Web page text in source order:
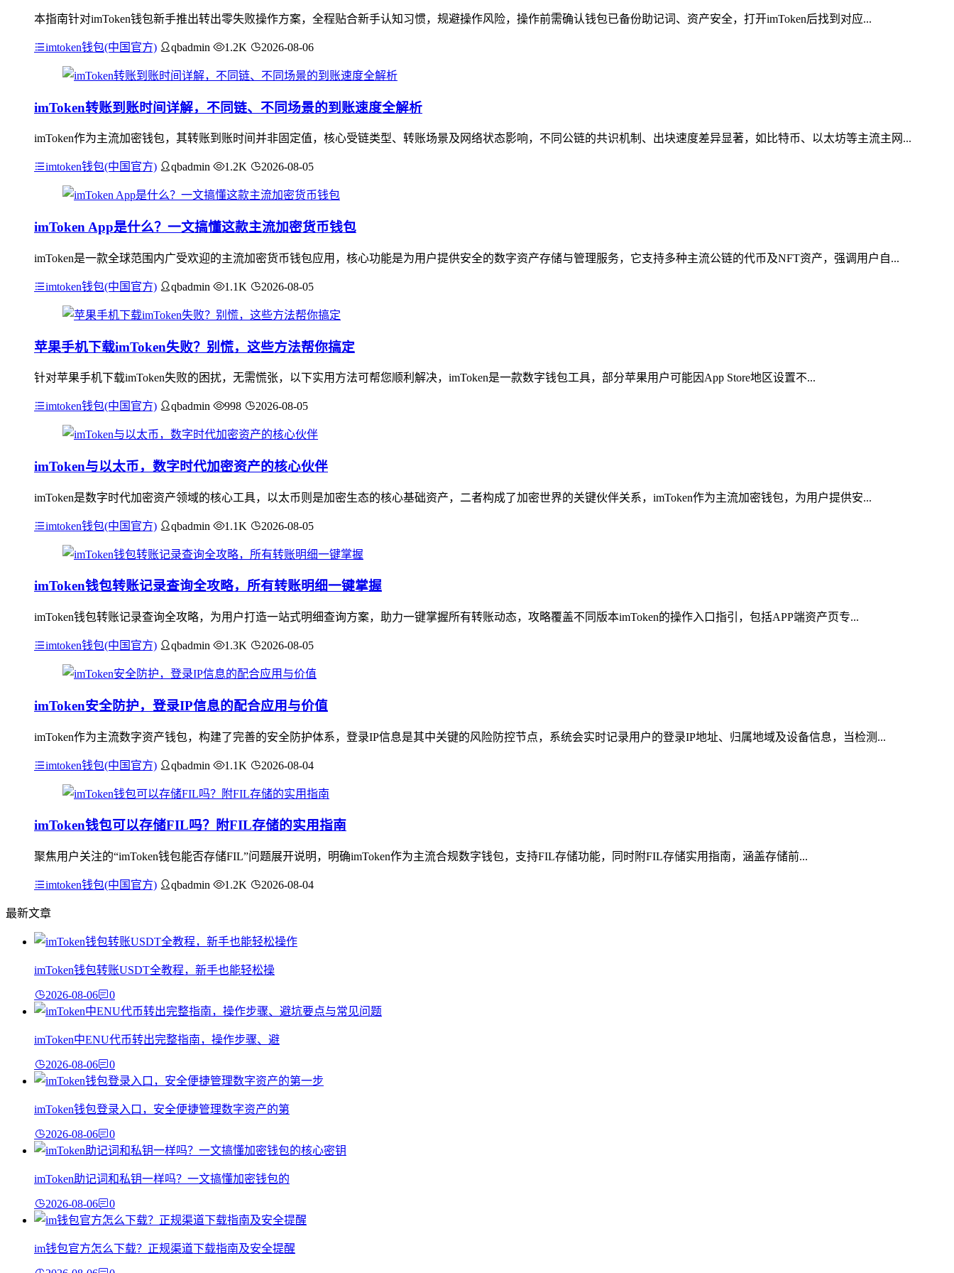
本指南针对imToken钱包新手推出转出零失败操作方案，全程贴合新手认知习惯，规避操作风险，操作前需确认钱包已备份助记词、资产安全，打开imToken后找到对应...
imtoken钱包(中国官方) qbadmin 1.2K 2026-08-06
imToken转账到账时间详解，不同链、不同场景的到账速度全解析
imToken作为主流加密钱包，其转账到账时间并非固定值，核心受链类型、转账场景及网络状态影响，不同公链的共识机制、出块速度差异显著，如比特币、以太坊等主流主网...
imtoken钱包(中国官方) qbadmin 1.2K 2026-08-05
imToken App是什么？一文搞懂这款主流加密货币钱包
imToken是一款全球范围内广受欢迎的主流加密货币钱包应用，核心功能是为用户提供安全的数字资产存储与管理服务，它支持多种主流公链的代币及NFT资产，强调用户自...
imtoken钱包(中国官方) qbadmin 1.1K 2026-08-05
苹果手机下载imToken失败？别慌，这些方法帮你搞定
针对苹果手机下载imToken失败的困扰，无需慌张，以下实用方法可帮您顺利解决，imToken是一款数字钱包工具，部分苹果用户可能因App Store地区设置不...
imtoken钱包(中国官方) qbadmin 998 2026-08-05
imToken与以太币，数字时代加密资产的核心伙伴
imToken是数字时代加密资产领域的核心工具，以太币则是加密生态的核心基础资产，二者构成了加密世界的关键伙伴关系，imToken作为主流加密钱包，为用户提供安...
imtoken钱包(中国官方) qbadmin 1.1K 2026-08-05
imToken钱包转账记录查询全攻略，所有转账明细一键掌握
imToken钱包转账记录查询全攻略，为用户打造一站式明细查询方案，助力一键掌握所有转账动态，攻略覆盖不同版本imToken的操作入口指引，包括APP端资产页专...
imtoken钱包(中国官方) qbadmin 1.3K 2026-08-05
imToken安全防护，登录IP信息的配合应用与价值
imToken作为主流数字资产钱包，构建了完善的安全防护体系，登录IP信息是其中关键的风险防控节点，系统会实时记录用户的登录IP地址、归属地域及设备信息，当检测...
imtoken钱包(中国官方) qbadmin 1.1K 2026-08-04
imToken钱包可以存储FIL吗？附FIL存储的实用指南
聚焦用户关注的“imToken钱包能否存储FIL”问题展开说明，明确imToken作为主流合规数字钱包，支持FIL存储功能，同时附FIL存储实用指南，涵盖存储前...
imtoken钱包(中国官方) qbadmin 1.2K 2026-08-04
最新文章
imToken钱包转账USDT全教程，新手也能轻松操
2026-08-06 0
imToken中ENU代币转出完整指南，操作步骤、避
2026-08-06 0
imToken钱包登录入口，安全便捷管理数字资产的第
2026-08-06 0
imToken助记词和私钥一样吗？一文搞懂加密钱包的
2026-08-06 0
im钱包官方怎么下载？正规渠道下载指南及安全提醒